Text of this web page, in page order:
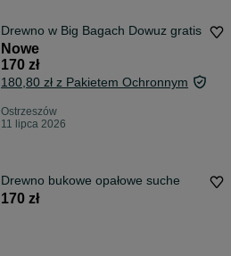
Drewno w Big Bagach Dowuz gratis
Nowe
170 zł
180,80 zł z Pakietem Ochronnym
Ostrzeszów
11 lipca 2026
Drewno bukowe opałowe suche
170 zł